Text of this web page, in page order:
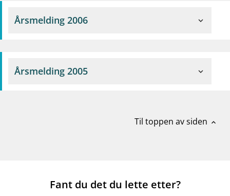
Årsmelding 2006 expand_more
Årsmelding 2005 expand_more
Til toppen av siden expand_less
Fant du det du lette etter?